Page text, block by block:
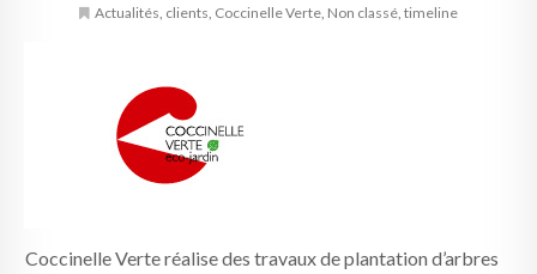
Actualités clients Coccinelle Verte Non classé timeline
Coccinelle Verte réalise des travaux de plantation d’arbres